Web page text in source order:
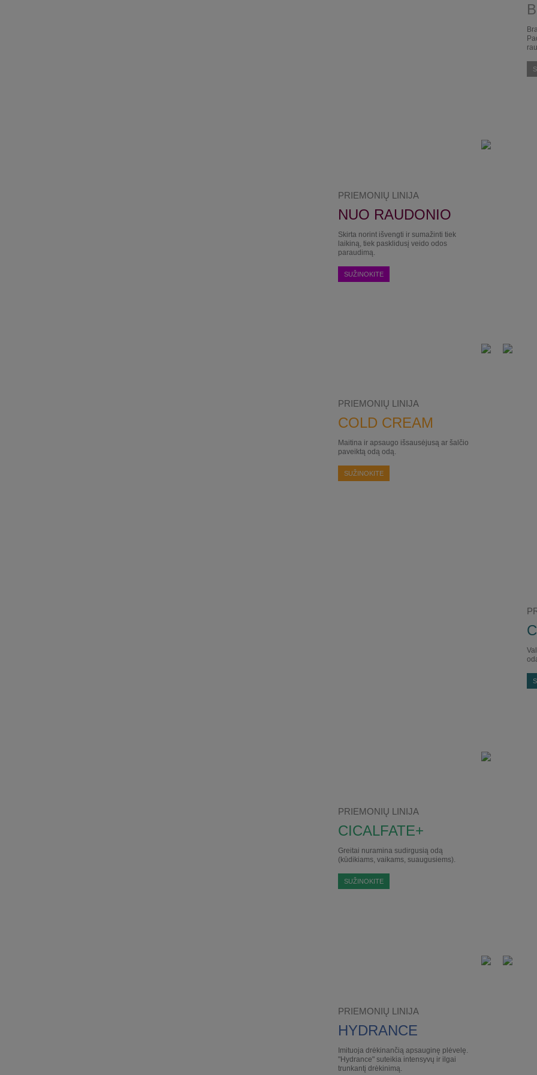
PRIEMONIŲ LINIJA
NUO RAUDONIO
Skirta norint išvengti ir sumažinti tiek
laikiną, tiek pasklidusį veido odos
paraudimą.
SUŽINOKITE
PRIEMONIŲ LINIJA
COLD CREAM
Maitina ir apsaugo išsausėjusą ar šalčio
paveiktą odą odą.
SUŽINOKITE
PRIEMONIŲ LINIJA
CICALFATE+
Greitai nuramina sudirgusią odą
(kūdikiams, vaikams, suaugusiems).
SUŽINOKITE
PRIEMONIŲ LINIJA
HYDRANCE
Imituoja drėkinančią apsauginę plėvelę.
"Hydrance" suteikia intensyvų ir ilgai
trunkantį drėkinimą.